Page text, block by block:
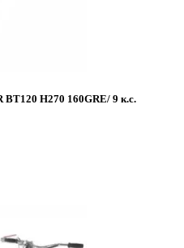
H270 160GRE/ 9 к.с.